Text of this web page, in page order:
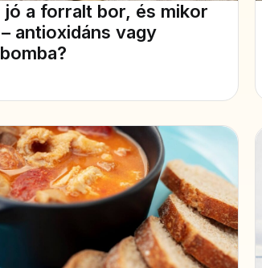
jó a forralt bor, és mikor
antioxidáns vagy